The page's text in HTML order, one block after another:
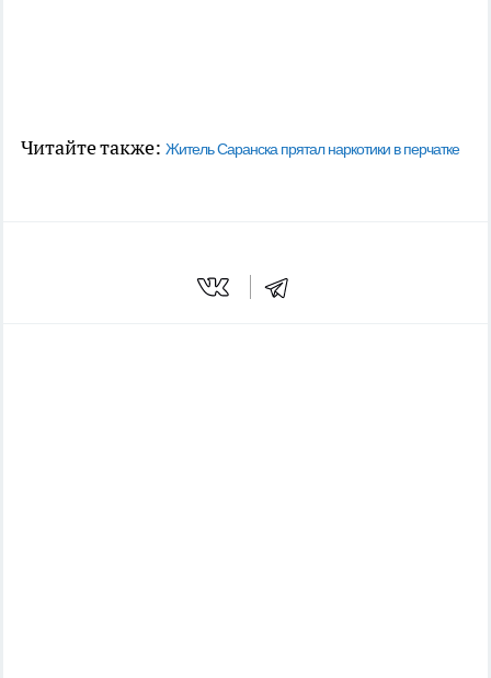
Читайте также: Житель Саранска прятал наркотики в перчатке